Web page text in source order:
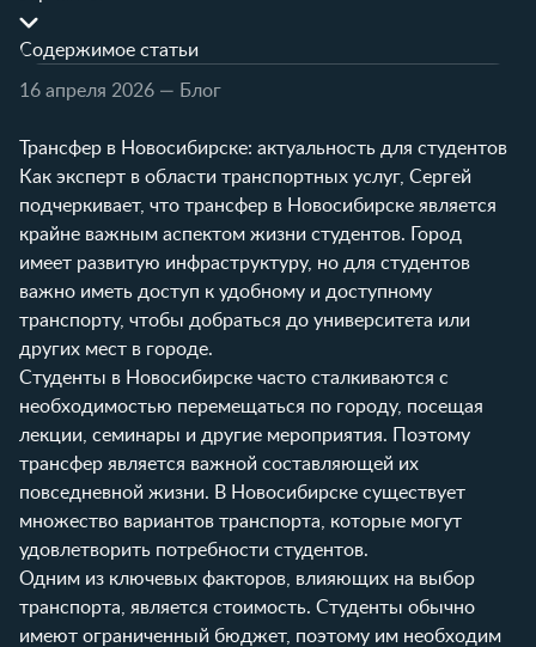
Содержимое статьи
16 апреля 2026 — Блог
Трансфер в Новосибирске: актуальность для студентов
Как эксперт в области транспортных услуг, Сергей
подчеркивает, что трансфер в Новосибирске является
крайне важным аспектом жизни студентов. Город
имеет развитую инфраструктуру, но для студентов
важно иметь доступ к удобному и доступному
транспорту, чтобы добраться до университета или
других мест в городе.
Студенты в Новосибирске часто сталкиваются с
необходимостью перемещаться по городу, посещая
лекции, семинары и другие мероприятия. Поэтому
трансфер является важной составляющей их
повседневной жизни. В Новосибирске существует
множество вариантов транспорта, которые могут
удовлетворить потребности студентов.
Одним из ключевых факторов, влияющих на выбор
транспорта, является стоимость. Студенты обычно
имеют ограниченный бюджет, поэтому им необходим